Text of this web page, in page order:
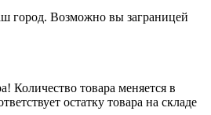
город. Возможно вы заграницей
Количество товара меняется в
остатку товара на складе